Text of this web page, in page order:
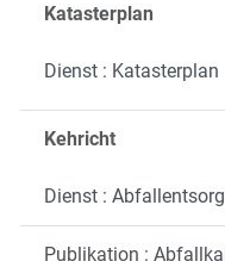
Katasterplan
Dienst : Katasterplan
Kehricht
Dienst :
Publikation :